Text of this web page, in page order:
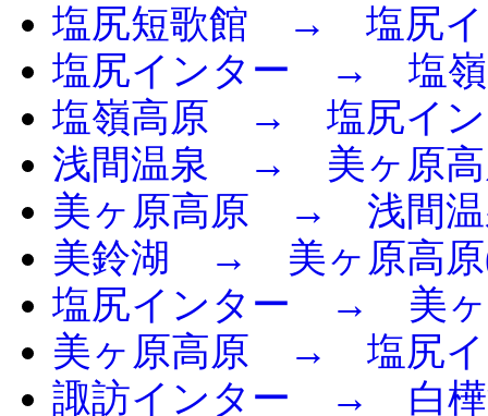
塩尻短歌館 → 塩尻イ
塩尻インター → 塩嶺
塩嶺高原 → 塩尻イン
浅間温泉 → 美ヶ原高
美ヶ原高原 → 浅間温
美鈴湖 → 美ヶ原高原
塩尻インター → 美ヶ
美ヶ原高原 → 塩尻イ
諏訪インター → 白